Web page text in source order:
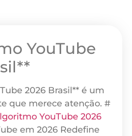
YouTube
2026 Brasil** é um
que merece atenção. #
YouTube 2026
em 2026 Redefine